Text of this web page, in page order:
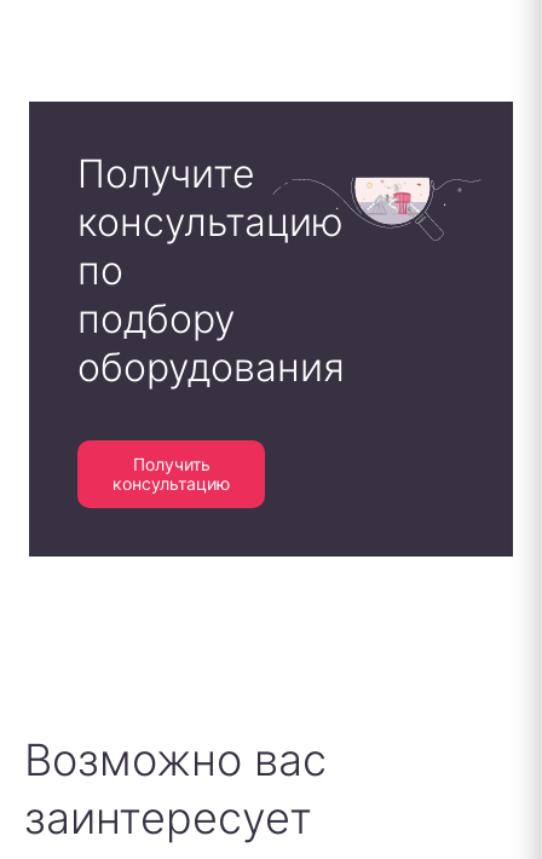
Получите
консультацию
по
подбору
оборудования
Получить
консультацию
Возможно вас
заинтересует